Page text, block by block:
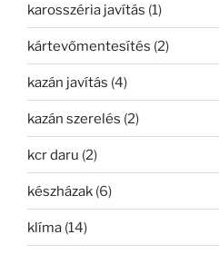
karosszéria javítás (1)
kártevőmentesítés (2)
kazán javítás (4)
kazán szerelés (2)
kcr daru (2)
készházak (6)
klíma (14)